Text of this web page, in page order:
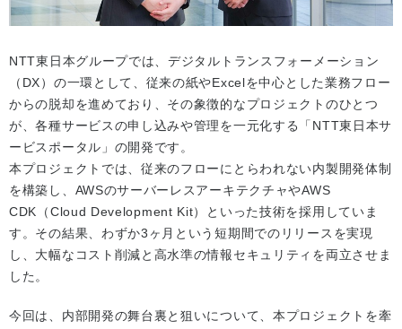
NTT東日本グループでは、デジタルトランスフォーメーション
（DX）の一環として、従来の紙やExcelを中心とした業務フロー
からの脱却を進めており、その象徴的なプロジェクトのひとつ
が、各種サービスの申し込みや管理を一元化する「NTT東日本サ
ービスポータル」の開発です。
本プロジェクトでは、従来のフローにとらわれない内製開発体制
を構築し、AWSのサーバーレスアーキテクチャやAWS
CDK（Cloud Development Kit）といった技術を採用していま
す。その結果、わずか3ヶ月という短期間でのリリースを実現
し、大幅なコスト削減と高水準の情報セキュリティを両立させま
した。
今回は、内部開発の舞台裏と狙いについて、本プロジェクトを牽